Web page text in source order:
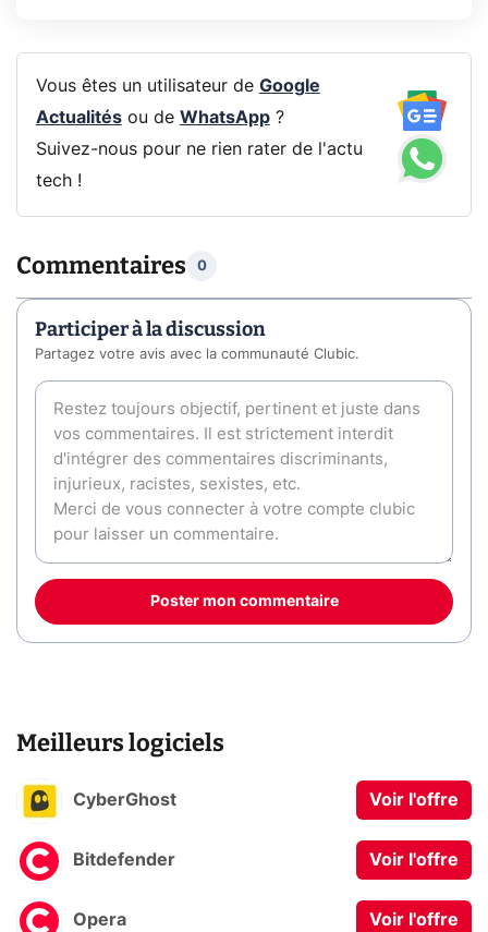
Vous êtes un utilisateur de Google
Actualitésou de WhatsApp?
Suivez-nous pour ne rien rater de l'actu
tech !
Commentaires 0
Participer à la discussion
Partagez votre avis avec la communauté Clubic.
Poster mon commentaire
Meilleurs logiciels
CyberGhost Voir l'offre
Bitdefender Voir l'offre
Opera Voir l'offre